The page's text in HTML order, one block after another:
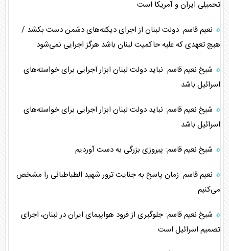
تحمیلی ایران و آمریکا است
نعیم قاسم: دولت لبنان از اجرای دیکته‌های دشمن دست بکشد /
هیچ تعهدی که علیه حاکمیت لبنان باشد هرگز اجرایی نمی‌شود
شیخ نعیم قاسم: نباید دولت لبنان ابزار اجرایی برای خواسته‌های
اسرائیل باشد
شیخ نعیم قاسم: نباید دولت لبنان ابزار اجرایی برای خواسته‌های
اسرائیل باشد
شیخ نعیم قاسم: پیروزی بزرگی به دست آوردیم
نعیم قاسم: زمان پاسخ به جنایت ترور شهید الطباطبائی را مشخص
می‌کنیم
شیخ نعیم قاسم: جلوگیری از فرود هواپیمای ایران در لبنان، اجرای
تصمیم اسرائیل است